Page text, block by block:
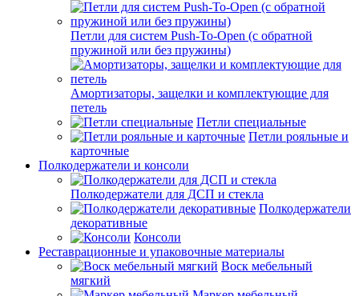
Петли для систем Push-To-Open (с обратной
пружиной или без пружины)
Амортизаторы, защелки и комплектующие для
петель
Петли специальные
Петли рояльные и
карточные
Полкодержатели и консоли
Полкодержатели для ДСП и стекла
Полкодержатели
декоративные
Консоли
Реставрационные и упаковочные материалы
Воск мебельный
мягкий